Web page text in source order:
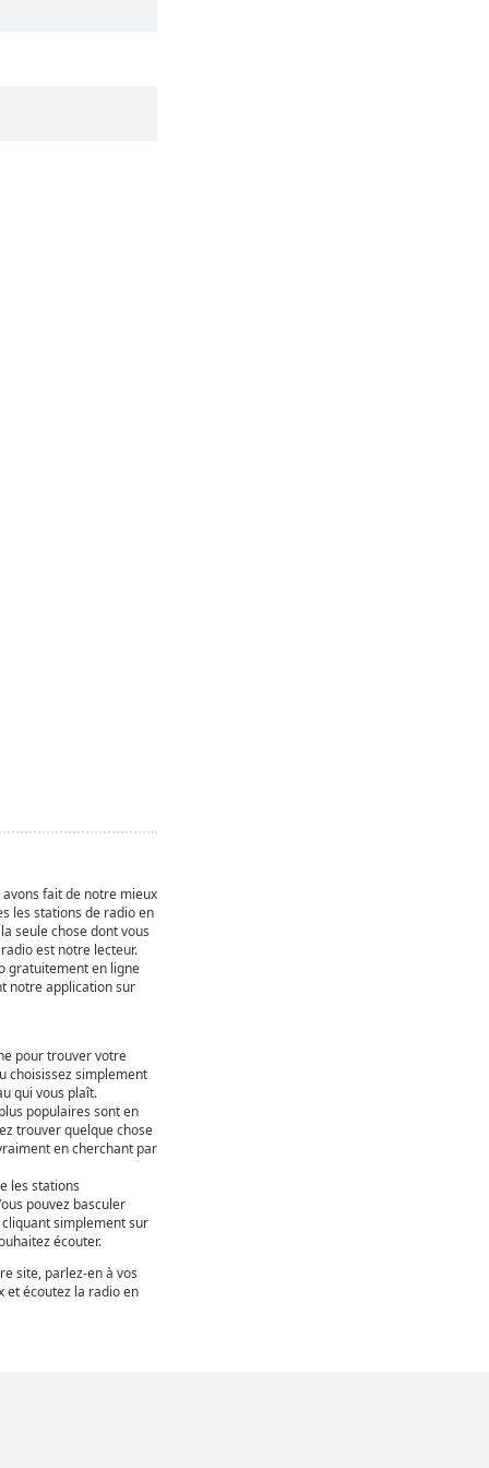
fait de notre mieux
les stations de radio en
seule chose dont vous
est notre lecteur.
gratuitement en ligne
notre application sur
pour trouver votre
choisissez simplement
qui vous plaît.
populaires sont en
trouver quelque chose
en cherchant par
les stations
pouvez basculer
simplement sur
écouter.
site, parlez-en à vos
et écoutez la radio en